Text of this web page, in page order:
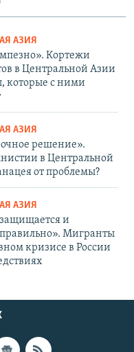
АЗИЯ
Кортежи
в Центральной Азии
которые с ними
АЗИЯ
решение».
в Центральной
от проблемы?
АЗИЯ
и
правильно». Мигранты
кризисе в России